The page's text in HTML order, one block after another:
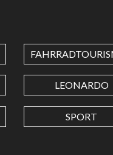
LEONARDO
SPORT